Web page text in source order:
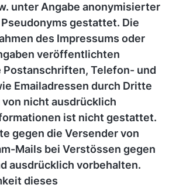
unter Angabe anonymisierter
gestattet. Die
des Impressums oder
veröffentlichten
Postanschriften, Telefon- und
Emailadressen durch Dritte
nicht ausdrücklich
ist nicht gestattet.
gegen die Versender von
Mails bei Verstössen gegen
ausdrücklich vorbehalten.
dieses